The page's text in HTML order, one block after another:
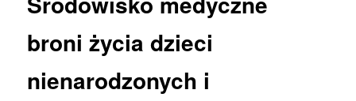
broni życia dzieci
nienarodzonych i